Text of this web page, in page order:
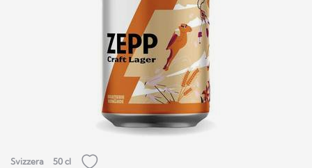
Svizzera 50 cl